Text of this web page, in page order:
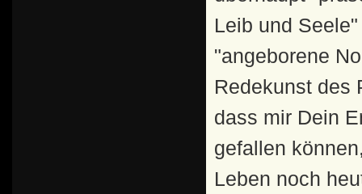
Leib und
"angeborene
Redekunst des
dass mir Dein
gefallen
Leben noch